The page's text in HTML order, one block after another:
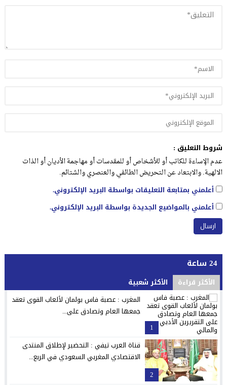
شروط التعليق :
عدم الإساءة للكاتب أو للأشخاص أو للمقدسات أو مهاجمة الأديان أو الذات
الالهية. والابتعاد عن التحريض الطائفي والعنصري والشتائم.
أعلمني بمتابعة التعليقات بواسطة البريد الإلكتروني.
أعلمني بالمواضيع الجديدة بواسطة البريد الإلكتروني.
24 ساعة
الأكثر قراءة الأكثر شعبية
1
المغرب : عصبة فاس بولمان لألعاب القوى تعقد
جمعها العام وتصادق على...
2
قناة العرب تيفي : التحضير لإطلاق المنتدى
الاقتصادي المغربي السعودي في الربع...